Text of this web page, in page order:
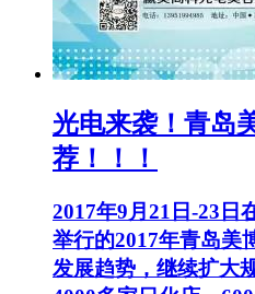
光电来袭！青岛
荐！！！
2017年9月21日-23日
举行的2017年青岛美
发展趋势，继续扩大